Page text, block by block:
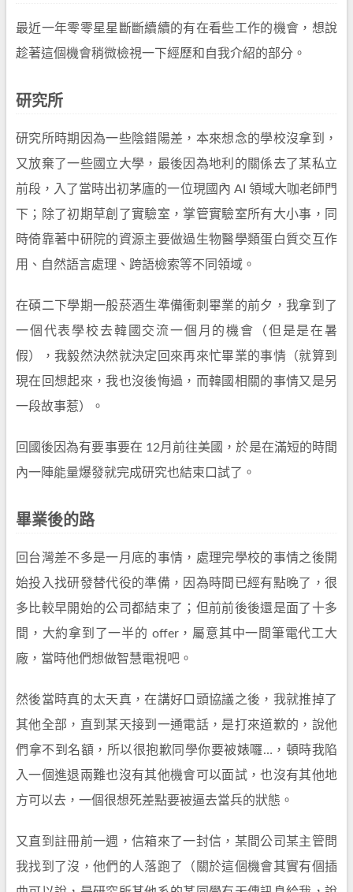
最近一年零零星星斷斷續續的有在看些工作的機會，想說
趁著這個機會稍微檢視一下經歷和自我介紹的部分。
研究所
研究所時期因為一些陰錯陽差，本來想念的學校沒拿到，
又放棄了一些國立大學，最後因為地利的關係去了某私立
前段，入了當時出初茅廬的一位現國內 AI 領域大咖老師門
下；除了初期草創了實驗室，掌管實驗室所有大小事，同
時倚靠著中研院的資源主要做過生物醫學類蛋白質交互作
用、自然語言處理、跨語檢索等不同領域。
在碩二下學期一般菸酒生準備衝刺畢業的前夕，我拿到了
一個代表學校去韓國交流一個月的機會（但是是在暑
假），我毅然決然就決定回來再來忙畢業的事情（就算到
現在回想起來，我也沒後悔過，而韓國相關的事情又是另
一段故事惹）。
回國後因為有要事要在 12月前往美國，於是在滿短的時間
內一陣能量爆發就完成研究也結束口試了。
畢業後的路
回台灣差不多是一月底的事情，處理完學校的事情之後開
始投入找研發替代役的準備，因為時間已經有點晚了，很
多比較早開始的公司都結束了；但前前後後還是面了十多
間，大約拿到了一半的 offer，屬意其中一間筆電代工大
廠，當時他們想做智慧電視吧。
然後當時真的太天真，在講好口頭協議之後，我就推掉了
其他全部，直到某天接到一通電話，是打來道歉的，說他
們拿不到名額，所以很抱歉同學你要被婊囉…，頓時我陷
入一個進退兩難也沒有其他機會可以面試，也沒有其他地
方可以去，一個很想死差點要被逼去當兵的狀態。
又直到註冊前一週，信箱來了一封信，某間公司某主管問
我找到了沒，他們的人落跑了（關於這個機會其實有個插